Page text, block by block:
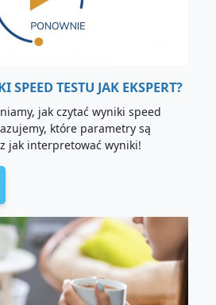
SPEED TESTU JAK EKSPERT?
jak czytać wyniki speed
które parametry są
jak interpretować wyniki!